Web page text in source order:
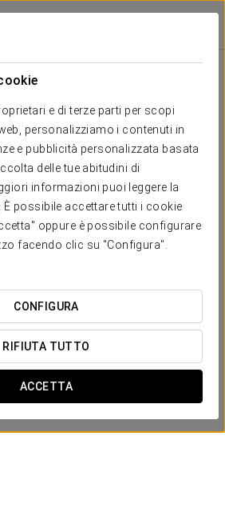
e di terze parti per scopi
personalizziamo i contenuti in
e pubblicità personalizzata basata
delle tue abitudini di
informazioni puoi leggere la
possibile accettare tutti i cookie
oppure è possibile configurare
facendo clic su "Configura".
CONFIGURA
RIFIUTA TUTTO
ACCETTA
Romantica
35€